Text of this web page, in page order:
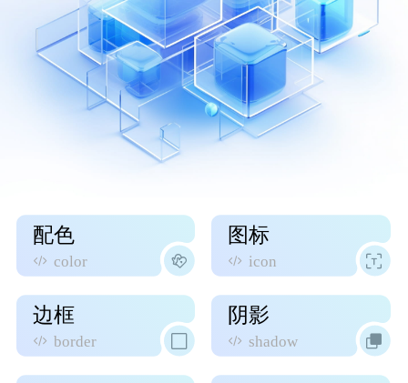
配色
color
图标
icon
边框
border
阴影
shadow